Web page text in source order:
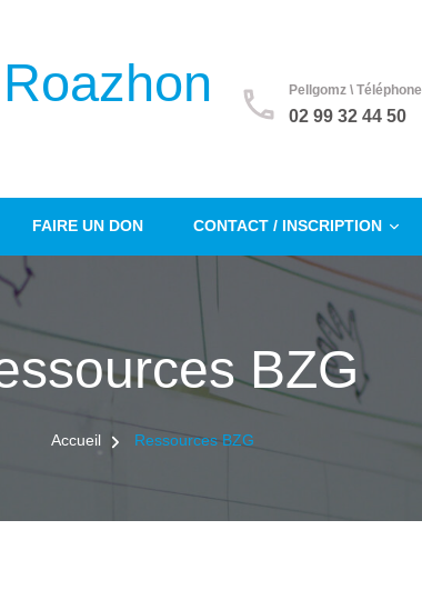
Pellgomz \ Téléphone
02 99 32 44 50
FAIRE UN DON CONTACT / INSCRIPTION
BZG
Accueil Ressources BZG